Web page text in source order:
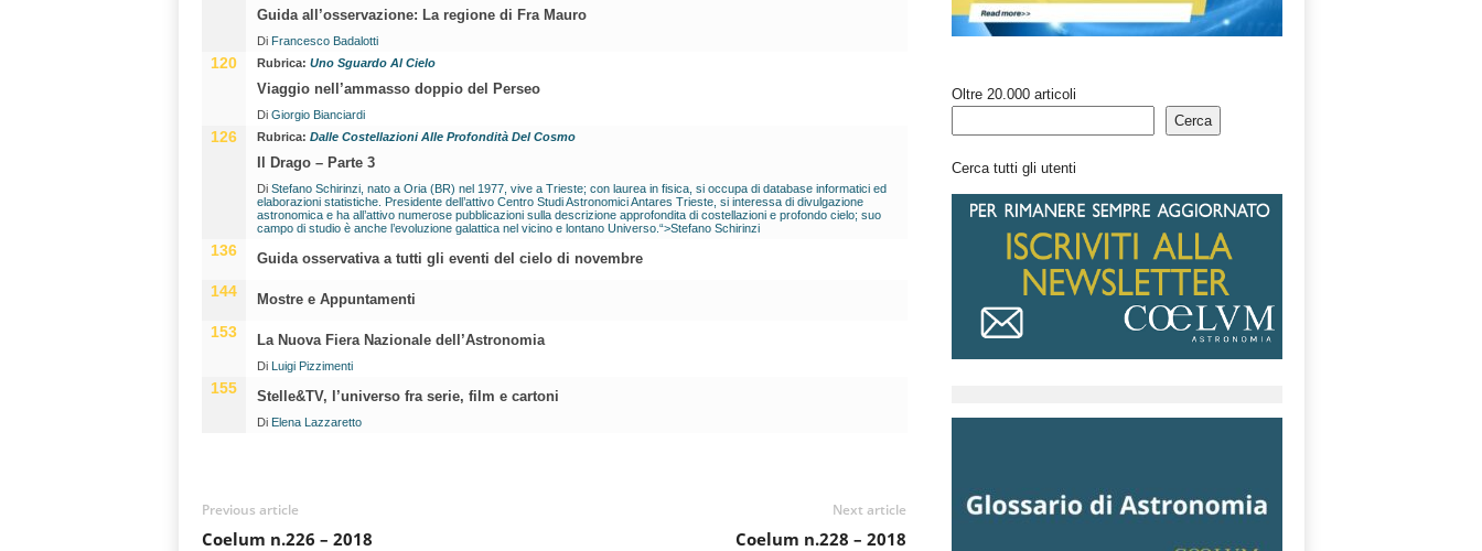
Guida all’osservazione: La regione di Fra Mauro
Di Francesco Badalotti
120 Rubrica: Uno Sguardo Al Cielo
Viaggio nell’ammasso doppio del Perseo
Di Giorgio Bianciardi
126 Rubrica: Dalle Costellazioni Alle Profondità Del Cosmo
Il Drago – Parte 3
Di Stefano Schirinzi, nato a Oria (BR) nel 1977, vive a Trieste; con laurea in fisica, si occupa di database informatici ed
elaborazioni statistiche. Presidente dell’attivo Centro Studi Astronomici Antares Trieste, si interessa di divulgazione
astronomica e ha all’attivo numerose pubblicazioni sulla descrizione approfondita di costellazioni e profondo cielo; suo
campo di studio è anche l’evoluzione galattica nel vicino e lontano Universo.“>Stefano Schirinzi
136 Guida osservativa a tutti gli eventi del cielo di novembre
144 Mostre e Appuntamenti
153 La Nuova Fiera Nazionale dell’Astronomia
Di Luigi Pizzimenti
155 Stelle&TV, l’universo fra serie, film e cartoni
Di Elena Lazzaretto
Previous article
Coelum n.226 – 2018
Next article
Coelum n.228 – 2018
Oltre 20.000 articoli
Cerca
Cerca tutti gli utenti